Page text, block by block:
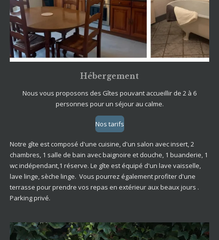
Hébergement
Nous vous proposons des Gîtes pouvant accueillir de 2 à 6
personnes pour un séjour au calme.
Nos tarifs
Notre gîte est composé d'une cuisine, d'un salon avec insert, 2
chambres, 1 salle de bain avec baignoire et douche, 1 buanderie, 1
wc indépendant,1 réserve. Le gîte est équipé d'un lave vaisselle,
lave linge, sèche linge. Vous pourrez également profiter d'une
terrasse pour prendre vos repas en extérieur aux beaux jours .
Parking privé.